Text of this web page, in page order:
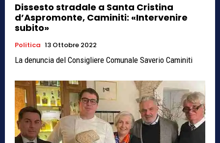
Dissesto stradale a Santa Cristina
d’Aspromonte, Caminiti: «Intervenire
subito»
Politica 13 Ottobre 2022
La denuncia del Consigliere Comunale Saverio Caminiti